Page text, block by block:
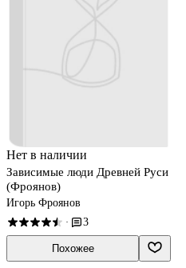
Нет в наличии
Зависимые люди Древней Руси
(Фроянов)
Игорь Фроянов
· 3
Похожее